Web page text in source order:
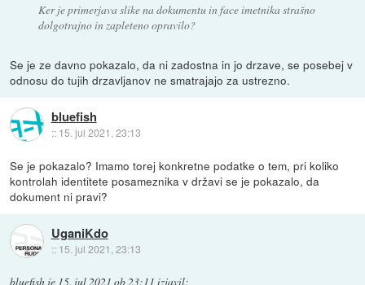
Ker je primerjava slike na dokumentu in face imetnika strašno
dolgotrajno in zapleteno opravilo?
Se je ze davno pokazalo, da ni zadostna in jo drzave, se posebej v
odnosu do tujih drzavljanov ne smatrajajo za ustrezno.
bluefish
:: 15. jul 2021, 23:13
Se je pokazalo? Imamo torej konkretne podatke o tem, pri koliko
kontrolah identitete posameznika v državi se je pokazalo, da
dokument ni pravi?
UganiKdo
:: 15. jul 2021, 23:13
bluefish je 15. jul 2021 ob 23:11 izjavil: